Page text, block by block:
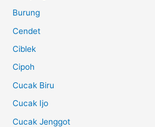
Burung
Cendet
Ciblek
Cipoh
Cucak Biru
Cucak Ijo
Cucak Jenggot